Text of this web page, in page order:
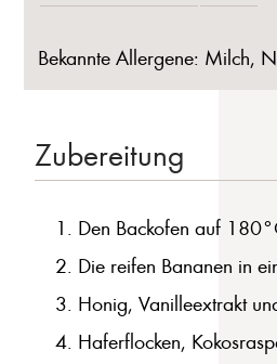
Bekannte Allergene: Milch,
Zubereitung
Den Backofen auf
Die reifen Bananen in
Honig, Vanilleextrakt
Haferflocken,